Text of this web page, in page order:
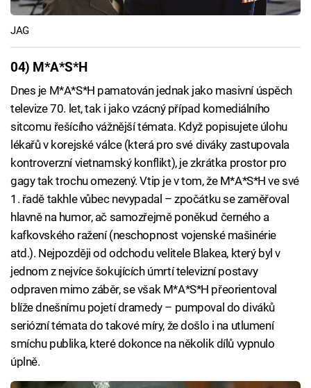
JAG
04) M*A*S*H
Dnes je M*A*S*H pamatován jednak jako masivní úspěch
televize 70. let, tak i jako vzácný případ komediálního
sitcomu řešícího vážnější témata. Když popisujete úlohu
lékařů v korejské válce (která pro své diváky zastupovala
kontroverzní vietnamský konflikt), je zkrátka prostor pro
gagy tak trochu omezený. Vtip je v tom, že M*A*S*H ve své
1. řadě takhle vůbec nevypadal – zpočátku se zaměřoval
hlavně na humor, ač samozřejmě poněkud černého a
kafkovského ražení (neschopnost vojenské mašinérie
atd.). Nejpozději od odchodu velitele Blakea, který byl v
jednom z nejvíce šokujících úmrtí televizní postavy
odpraven mimo záběr, se však M*A*S*H přeorientoval
blíže dnešnímu pojetí dramedy – pumpoval do diváků
seriózní témata do takové míry, že došlo i na utlumení
smíchu publika, které dokonce na několik dílů vypnulo
úplně.